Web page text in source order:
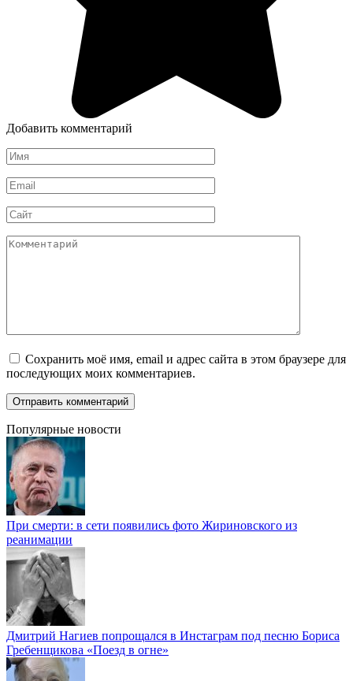
Добавить комментарий
Имя
*
Email
*
Сайт
Комментарий
Сохранить моё имя, email и адрес сайта в этом браузере для
последующих моих комментариев.
Популярные новости
При смерти: в сети появились фото Жириновского из
реанимации
Дмитрий Нагиев попрощался в Инстаграм под песню Бориса
Гребенщикова «Поезд в огне»